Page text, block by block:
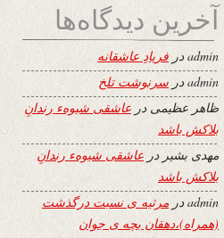
آخرین دیدگاه‌ها
adminدر فریادِ عاشقانه
adminدر سرنوشت تلخ
ظاهر عظیمی در عاشقی شیوهء رندانِ
بلاکش باشد
مهدی بشیر در عاشقی شیوهء رندانِ
بلاکش باشد
adminدر مرثیه ی نسبت درگذشت
(همراه)،دهقان بچه ی جوان